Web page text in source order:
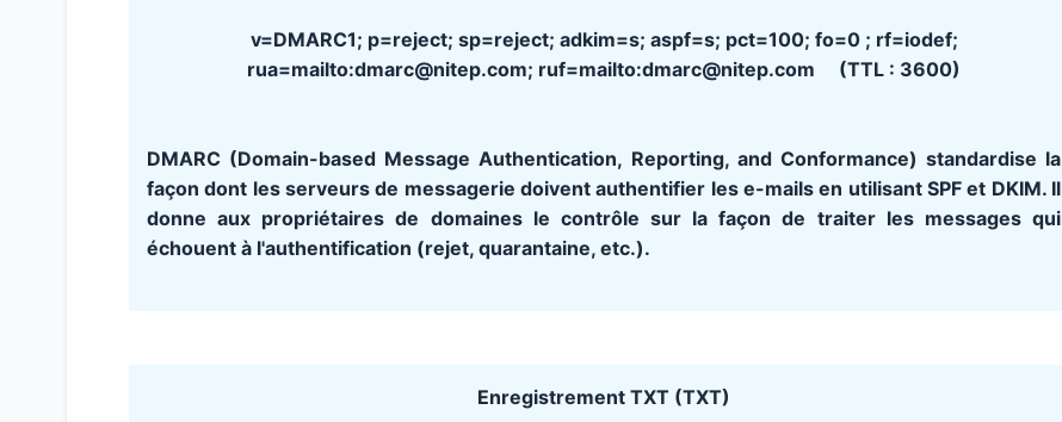
v=DMARC1; p=reject; sp=reject; adkim=s; aspf=s; pct=100; fo=0 ; rf=iodef;
rua=mailto:dmarc@nitep.com; ruf=mailto:dmarc@nitep.com (TTL : 3600)
DMARC (Domain-based Message Authentication, Reporting, and Conformance) standardise la
façon dont les serveurs de messagerie doivent authentifier les e-mails en utilisant SPF et DKIM. Il
donne aux propriétaires de domaines le contrôle sur la façon de traiter les messages qui
échouent à l'authentification (rejet, quarantaine, etc.).
Enregistrement TXT (TXT)